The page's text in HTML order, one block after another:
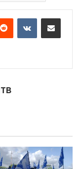
Reddit VKontakteShare via Email